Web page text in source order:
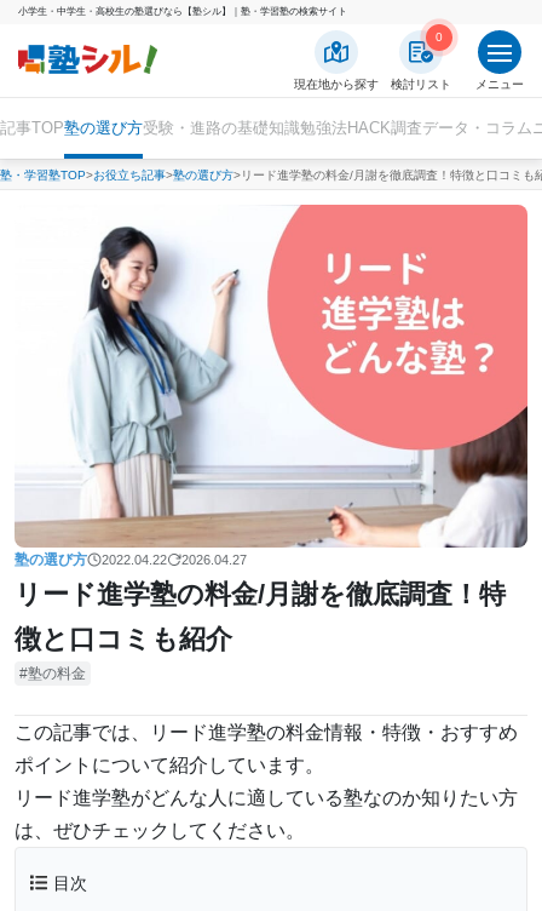
小学生・中学生・高校生の塾選びなら【塾シル】｜塾・学習塾の検索サイト
現在地から探す
0
検討リスト メニュー
記事TOP塾の選び方受験・進路の基礎知識勉強法HACK調査データ・コラム
塾・学習塾TOP お役立ち記事 塾の選び方 リード進学塾の料金/月謝を徹底調査！特徴と口コミも
塾の選び方 2022.04.22 2026.04.27
リード進学塾の料金/月謝を徹底調査！特
徴と口コミも紹介
塾の料金
この記事では、リード進学塾の料金情報・特徴・おすすめ
ポイントについて紹介しています。
リード進学塾がどんな人に適している塾なのか知りたい方
は、ぜひチェックしてください。
目次